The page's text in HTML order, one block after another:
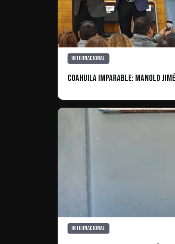
Internacional
Coahuila imparable: Manolo
Internacional